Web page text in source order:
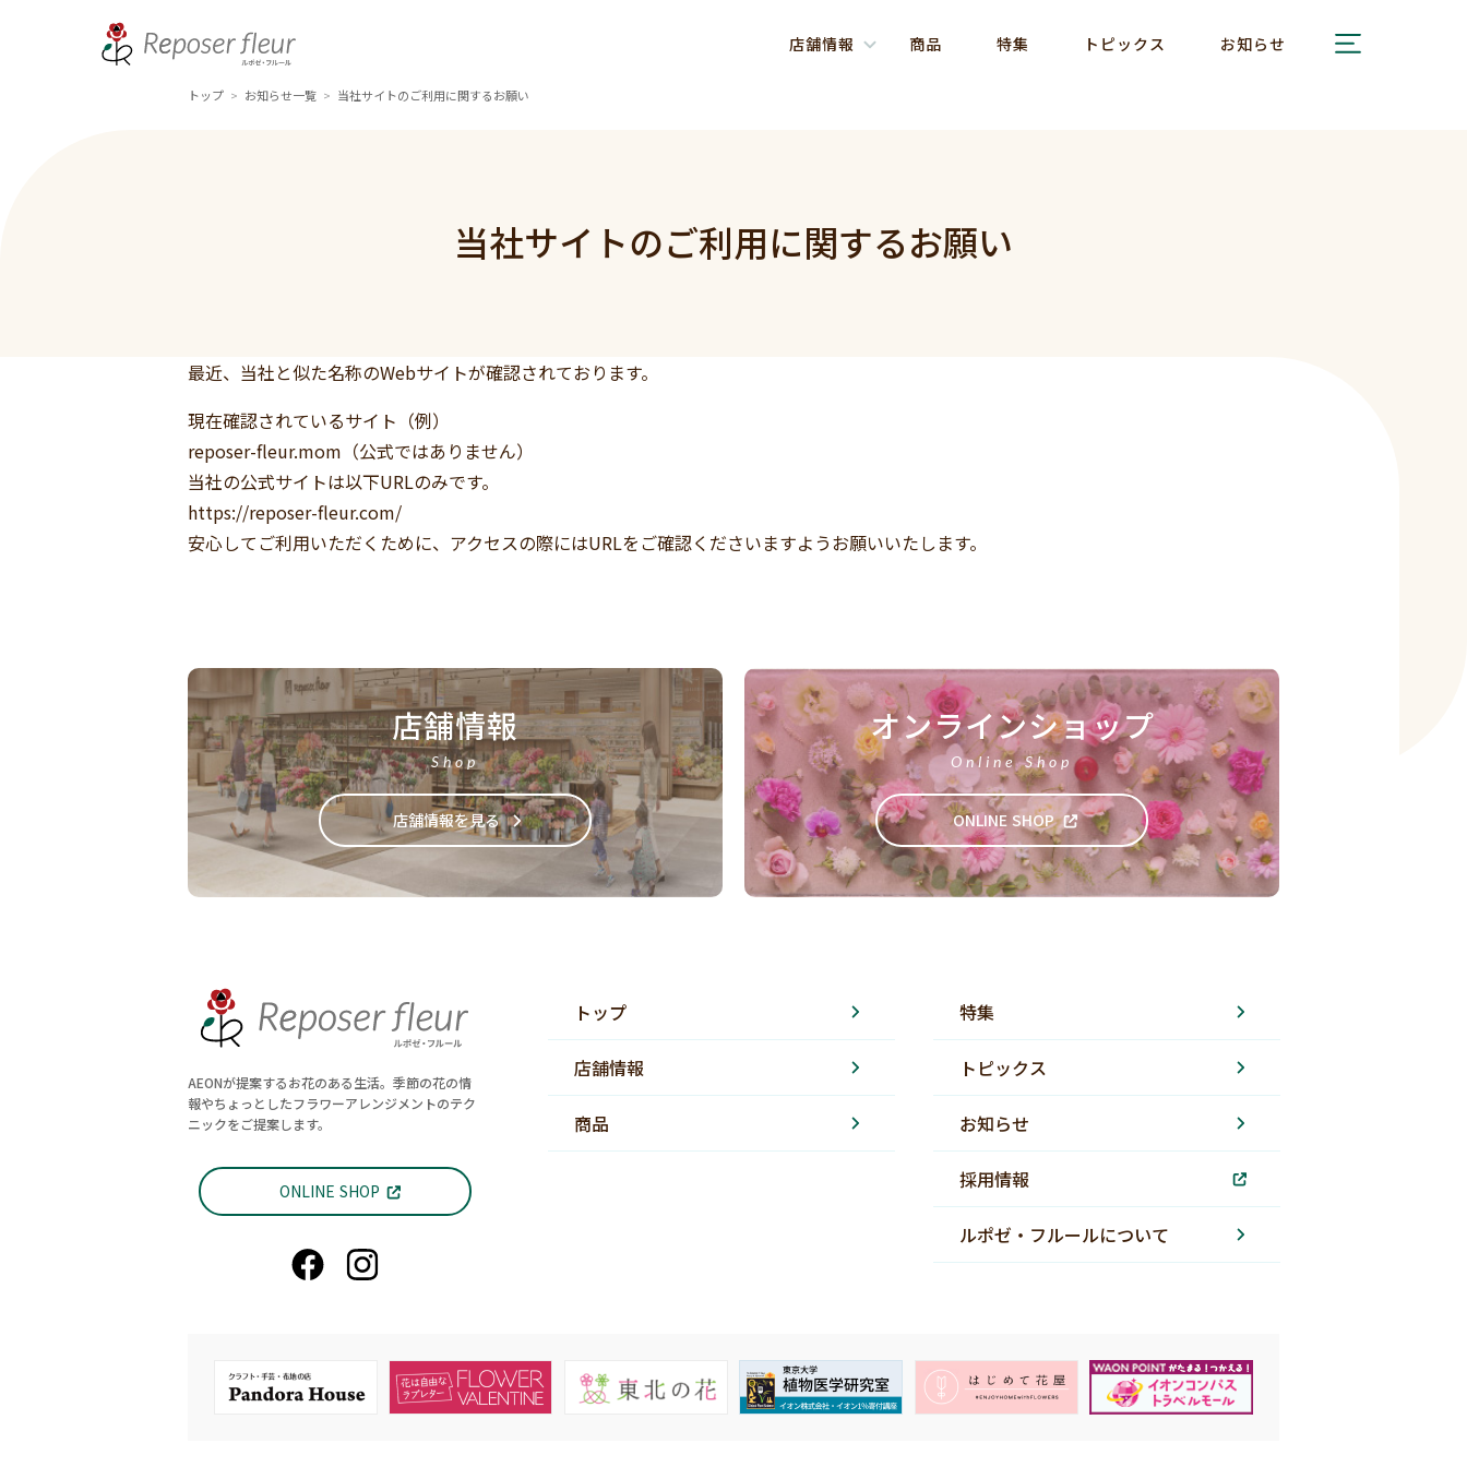
店舗情報 商品 特集 トピックス お知らせ
トップ > お知らせ一覧 > 当社サイトのご利用に関するお願い
当社サイトのご利用に関するお願い
最近、当社と似た名称のWebサイトが確認されております。
現在確認されているサイト（例）
reposer-fleur.mom（公式ではありません）
当社の公式サイトは以下URLのみです。
https://reposer-fleur.com/
安心してご利用いただくために、アクセスの際にはURLをご確認くださいますようお願いいたします。
店舗情報
Shop
店舗情報を見る
オンラインショップ
Online Shop
ONLINE SHOP
AEONが提案するお花のある生活。季節の花の情
報やちょっとしたフラワーアレンジメントのテク
ニックをご提案します。
ONLINE SHOP
トップ
店舗情報
商品
特集
トピックス
お知らせ
採用情報
ルポゼ・フルールについて